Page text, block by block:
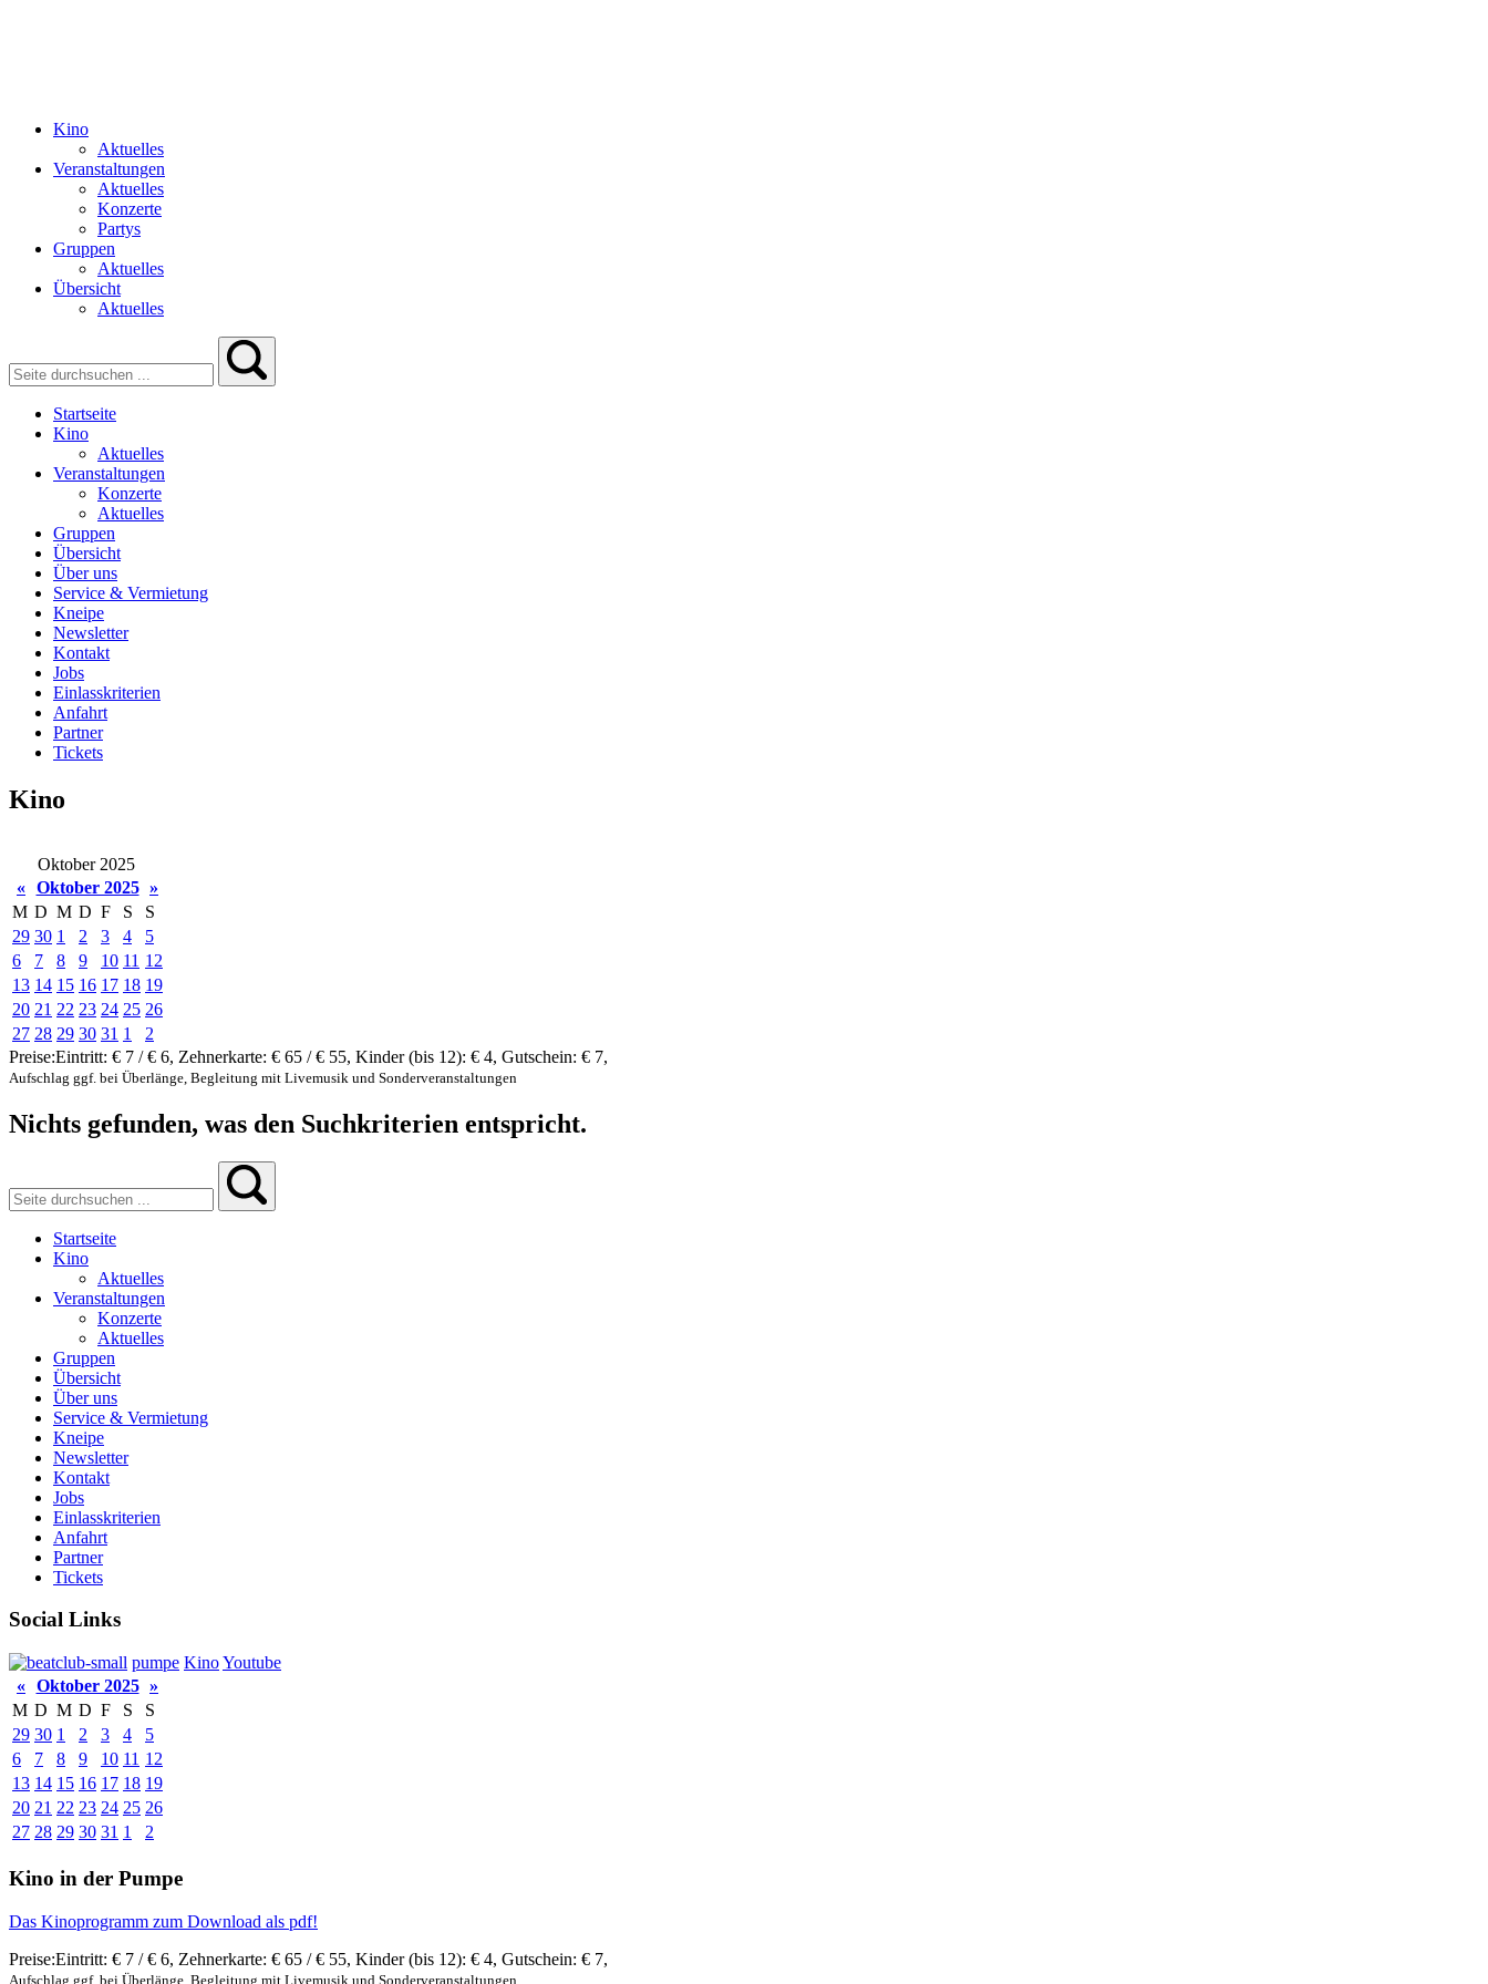
Kino
Aktuelles
Veranstaltungen
Aktuelles
Konzerte
Partys
Gruppen
Aktuelles
Übersicht
Aktuelles
Startseite
Kino
Aktuelles
Veranstaltungen
Konzerte
Aktuelles
Gruppen
Übersicht
Über uns
Service & Vermietung
Kneipe
Newsletter
Kontakt
Jobs
Einlasskriterien
Anfahrt
Partner
Tickets
Kino
Oktober 2025
« Oktober 2025 »
M D M D F S
S
29 30 1 2 3 4
5
6
7 8 9 10 11 12
13 14 15 16 17 18 19
20 21 22 23 24 25 26
27 28 29 30 31 1
2
Preise:Eintritt: € 7 / € 6, Zehnerkarte: € 65 / € 55, Kinder (bis 12): € 4, Gutschein: € 7,
Aufschlag ggf. bei Überlänge, Begleitung mit Livemusik und Sonderveranstaltungen
Nichts gefunden, was den Suchkriterien entspricht.
Startseite
Kino
Aktuelles
Veranstaltungen
Konzerte
Aktuelles
Gruppen
Übersicht
Über uns
Service & Vermietung
Kneipe
Newsletter
Kontakt
Jobs
Einlasskriterien
Anfahrt
Partner
Tickets
Social Links
pumpe KinoYoutube
« Oktober 2025 »
M D M D F S
S
29 30 1 2 3 4
5
6
7 8 9 10 11 12
13 14 15 16 17 18 19
20 21 22 23 24 25 26
27 28 29 30 31 1 2
Kino in der Pumpe
Das Kinoprogramm zum Download als pdf!
Preise:Eintritt: € 7 / € 6, Zehnerkarte: € 65 / € 55, Kinder (bis 12): € 4, Gutschein: € 7,
Aufschlag ggf. bei Überlänge, Begleitung mit Livemusik und Sonderveranstaltungen